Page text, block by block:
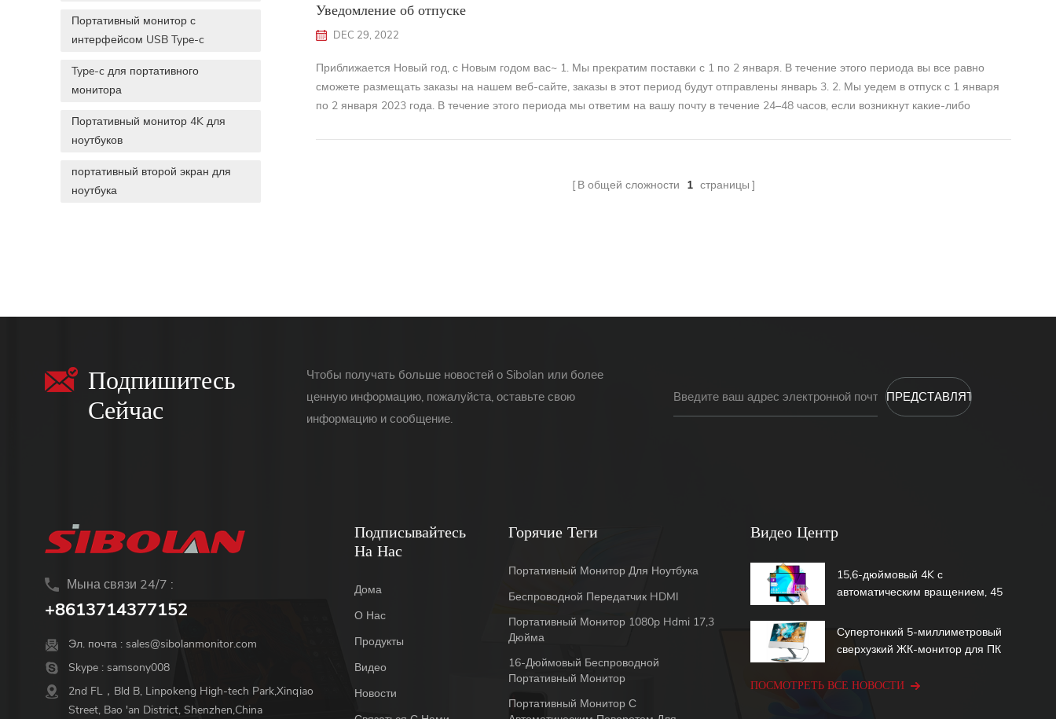
Уведомление об отпуске
DEC 29, 2022
Приближается Новый год, с Новым годом вас~ 1. Мы прекратим поставки с 1 по 2 января. В течение этого периода вы все равно
сможете размещать заказы на нашем веб-сайте, заказы в этот период будут отправлены январь 3. 2. Мы уедем в отпуск с 1 января
по 2 января 2023 года. В течение этого периода мы ответим на вашу почту в течение 24–48 часов, если возникнут какие-либо
В общей сложности 1 страницы
Портативный монитор с
интерфейсом USB Type-c
Type-c для портативного
монитора
Портативный монитор 4K для
ноутбуков
портативный второй экран для
ноутбука
Подпишитесь
Сейчас
Чтобы получать больше новостей о Sibolan или более
ценную информацию, пожалуйста, оставьте свою
информацию и сообщение.
Мына связи 24/7 :
+8613714377152
Эл. почта : sales@sibolanmonitor.com
Skype : samsony008
2nd FL，Bld B, Linpokeng High-tech Park,Xinqiao
Street, Bao 'an District, Shenzhen,China
Подписывайтесь
На Нас
Дома
О Нас
Продукты
Видео
Новости
Горячие Теги
Портативный Монитор Для Ноутбука
Беспроводной Передатчик HDMI
Портативный Монитор 1080p Hdmi 17,3
Дюйма
16-Дюймовый Беспроводной
Портативный Монитор
Портативный Монитор С
Видео Центр
15,6-дюймовый 4K с
автоматическим вращением, 45
1,07b, 100% DCI-P3, встроенный
аккумулятор, сенсорный
Супертонкий 5-миллиметровый
сверхузкий ЖК-монитор для ПК
дюймовый сенсорный
ПОСМОТРЕТЬ ВСЕ НОВОСТИ